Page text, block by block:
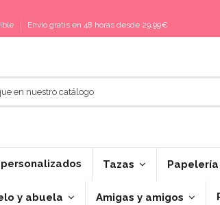
Envío gratis en 48 horas desde 29,99€
Tazas
y abuela Amigas y amigos